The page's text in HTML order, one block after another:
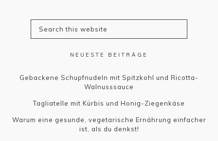
NEUESTE BEITRÄGE
Gebackene Schupfnudeln mit Spitzkohl und Ricotta-
Walnusssauce
Tagliatelle mit Kürbis und Honig-Ziegenkäse
Warum eine gesunde, vegetarische Ernährung einfacher
ist, als du denkst!